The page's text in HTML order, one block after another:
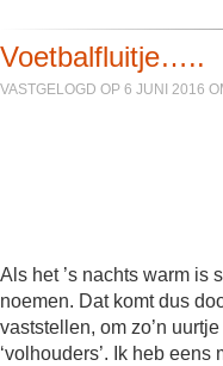
Voetbalfluitje…..
VASTGELOGD OP 6 JUNI 2016
Als het ’s nachts warm is
noemen. Dat komt dus
vaststellen, om zo’n
‘volhouders’. Ik heb